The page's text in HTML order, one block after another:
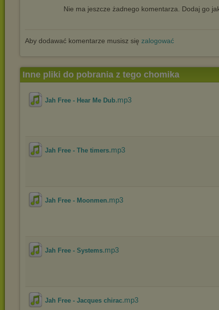
Nie ma jeszcze żadnego komentarza. Dodaj go
Aby dodawać komentarze musisz się zalogować
Inne pliki do pobrania z tego chomika
Jah Free - Hear Me Dub.mp3
Jah Free - The timers.mp3
Jah Free - Moonmen.mp3
Jah Free - Systems.mp3
Jah Free - Jacques chirac.mp3